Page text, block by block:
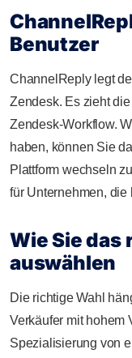
Benutzer
ChannelReply legt
Zendesk. Es zieht
Zendesk-Workflow.
haben, können Sie
Plattform wechseln
für Unternehmen, die
Wie Sie das
auswählen
Die richtige Wahl
Verkäufer mit hohem
Spezialisierung von